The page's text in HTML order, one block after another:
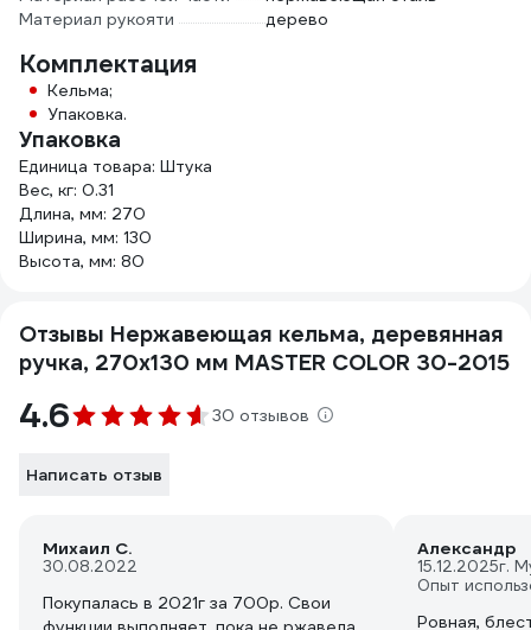
Материал рукояти
дерево
Комплектация
Кельма;
Упаковка.
Упаковка
Единица товара: Штука
Вес, кг: 0.31
Длина, мм: 270
Ширина, мм: 130
Высота, мм: 80
Отзывы Нержавеющая кельма, деревянная
ручка, 270x130 мм MASTER COLOR 30-2015
4.6 30 отзывов
Написать отзыв
Михаил С.
30.08.2022
Покупалась в 2021г за 700р. Свои
Александр
15.12.2025г.
Опыт
Ровная,